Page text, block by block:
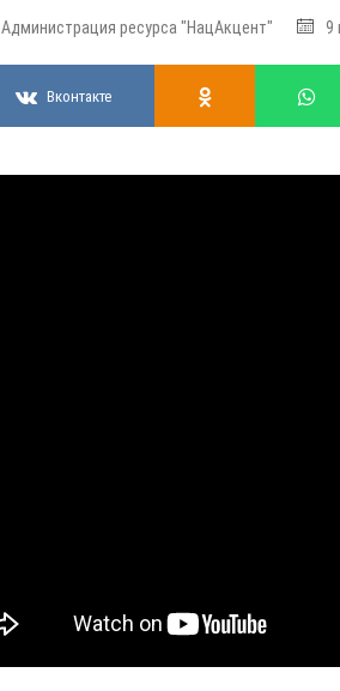
Администрация ресурса "НацАкцент" 9
Вконтакте